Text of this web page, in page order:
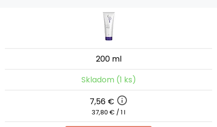
200 ml
Skladom (1 ks)
7,56 €
37,80 € / 1 l